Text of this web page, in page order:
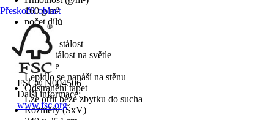
160 g/m²
počet dílů
7
Barevná stálost
Dobrá stálost na světle
Aplikace
Lepidlo se nanáší na stěnu
Odstranění tapet
Lze otřít beze zbytku do sucha
Rozměry (ŠxV)
Přeskočit oblast
FSC® N004506
Další informace:
www.fsc.org